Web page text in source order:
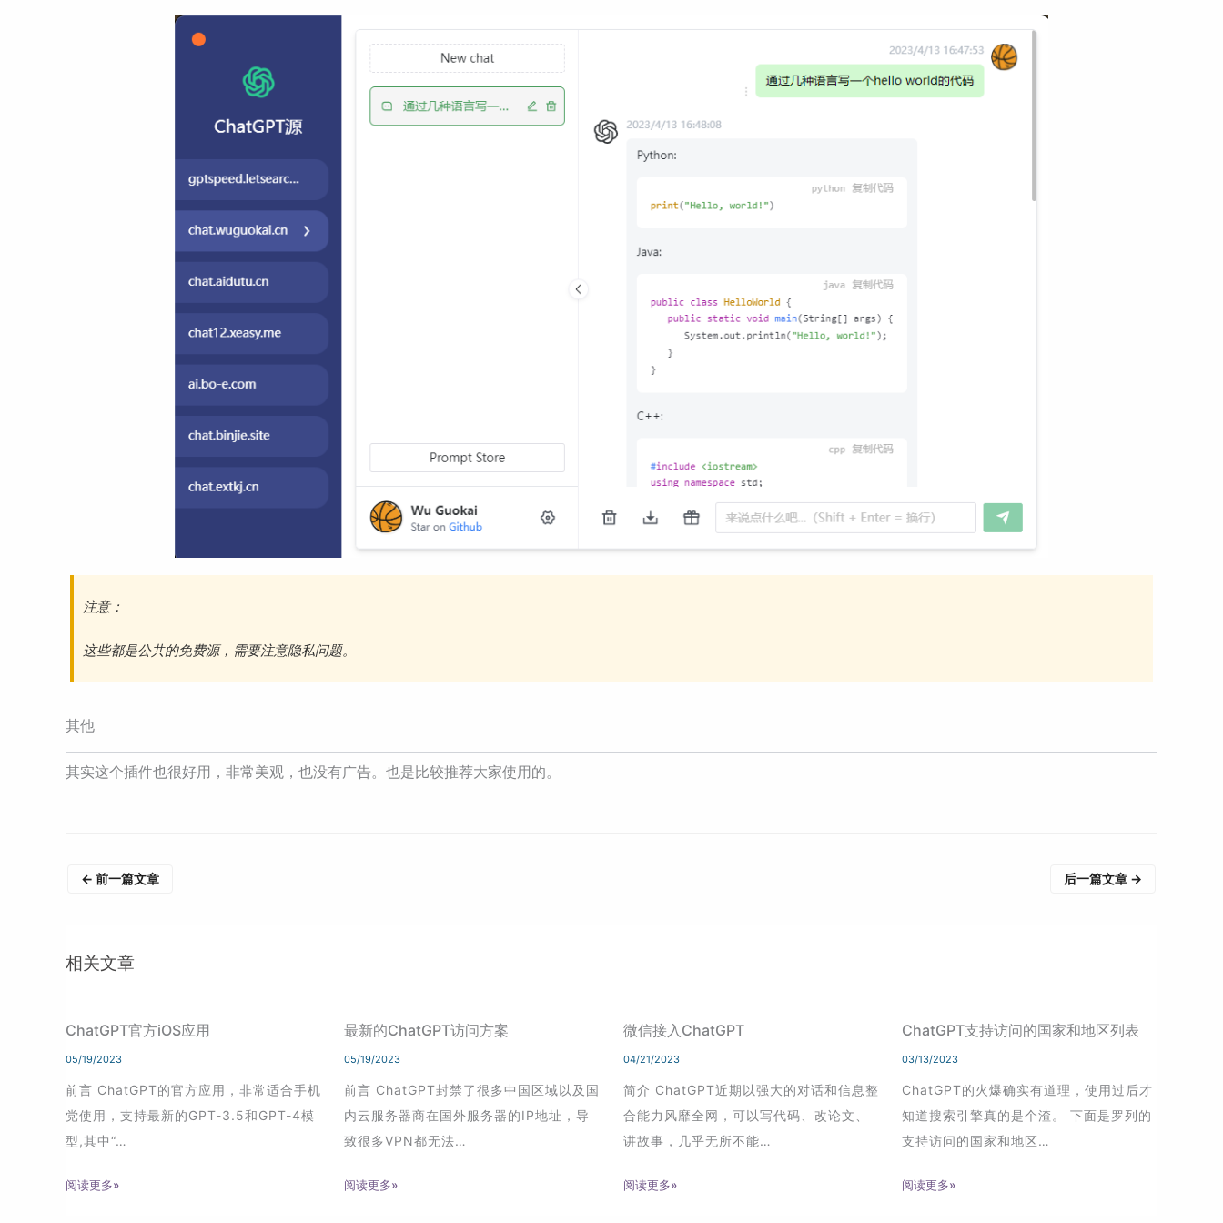
注意：
这些都是公共的免费源，需要注意隐私问题。
其他
其实这个插件也很好用，非常美观，也没有广告。也是比较推荐大家使用的。
← 前一篇文章 后一篇文章 →
相关文章
ChatGPT官方iOS应用
05/19/2023
前言 ChatGPT的官方应用，非常适合手机
党使用，支持最新的GPT-3.5和GPT-4模
型,其中“…
阅读更多»
最新的ChatGPT访问方案
05/19/2023
前言 ChatGPT封禁了很多中国区域以及国
内云服务器商在国外服务器的IP地址，导
致很多VPN都无法…
阅读更多»
微信接入ChatGPT
04/21/2023
简介 ChatGPT近期以强大的对话和信息整
合能力风靡全网，可以写代码、改论文、
讲故事，几乎无所不能…
阅读更多»
ChatGPT支持访问的国家和地区列表
03/13/2023
ChatGPT的火爆确实有道理，使用过后才
知道搜索引擎真的是个渣。 下面是罗列的
支持访问的国家和地区…
阅读更多»